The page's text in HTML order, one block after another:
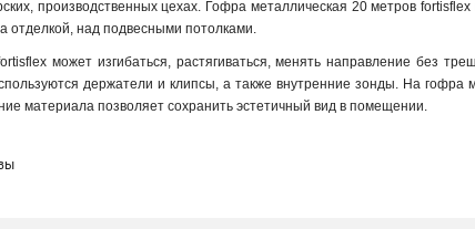
производственных цехах. Гофра металлическая 20 метров
отделкой, над подвесными потолками.
может изгибаться, растягиваться, менять направление без
держатели и клипсы, а также внутренние зонды. На гофра
материала позволяет сохранить эстетичный вид в помещении.